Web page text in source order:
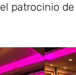
patrocinio